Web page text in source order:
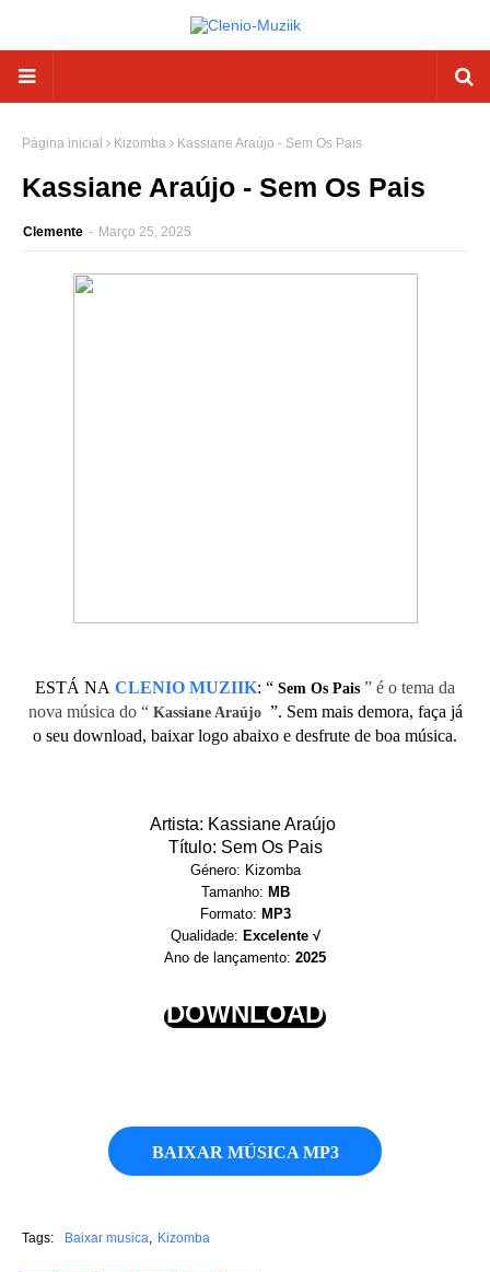
Página inicial Kizomba Kassiane Araújo - Sem Os Pais
Kassiane Araújo - Sem Os Pais
Clemente - Março 25, 2025
ESTÁ NA CLENIO MUZIIK: “ Sem Os Pais ” é o tema da
nova música do “ Kassiane Araújo ”. Sem mais demora, faça já
o seu download, baixar logo abaixo e desfrute de boa música.
Artista: Kassiane Araújo
Título: Sem Os Pais
Género: Kizomba
Tamanho: MB
Formato: MP3
Qualidade: Excelente √
Ano de lançamento: 2025
DOWNLOAD
BAIXAR MÚSICA MP3
Tags: Baixar musica Kizomba